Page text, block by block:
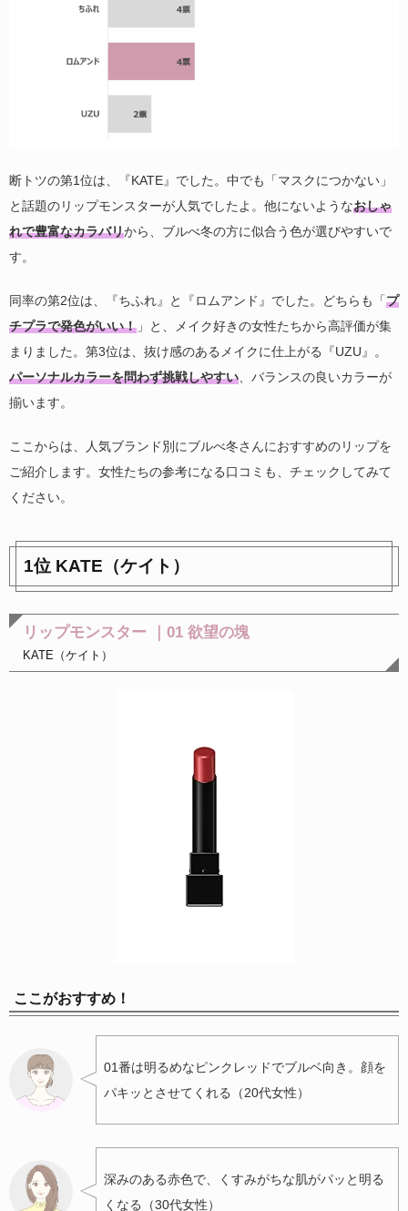
断トツの第1位は、『KATE』でした。中でも「マスクにつかない」
と話題のリップモンスターが人気でしたよ。他にないようなおしゃ
れで豊富なカラバリから、ブルべ冬の方に似合う色が選びやすいで
す。
同率の第2位は、『ちふれ』と『ロムアンド』でした。どちらも「プ
チプラで発色がいい！ 」と、メイク好きの女性たちから高評価が集
まりました。第3位は、抜け感のあるメイクに仕上がる『UZU』。
パーソナルカラーを問わず挑戦しやすい、バランスの良いカラーが
揃います。
ここからは、人気ブランド別にブルべ冬さんにおすすめのリップを
ご紹介します。女性たちの参考になる口コミも、チェックしてみて
ください。
1位 KATE（ケイト）
リップモンスター ｜01 欲望の塊
KATE（ケイト）
ここがおすすめ！
01番は明るめなピンクレッドでブルベ向き。顔を
パキッとさせてくれる（20代女性）
深みのある赤色で、くすみがちな肌がパッと明る
くなる（30代女性）